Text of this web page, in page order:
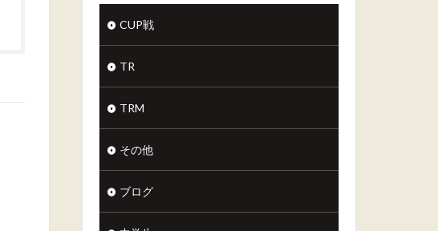
CUP戦
TR
TRM
その他
ブログ